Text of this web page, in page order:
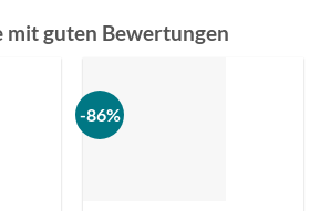
guten Bewertungen
-86%